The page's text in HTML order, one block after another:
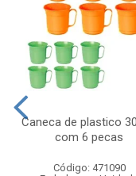
Caneca de plastico
com 6 pecas
Código: 471090